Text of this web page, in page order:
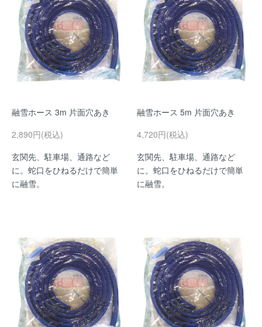
融雪ホース 3m 片面穴あき
2,890円(税込)
玄関先、駐車場、通路など
に。蛇口をひねるだけで簡単
に融雪。
融雪ホース 5m 片面穴あき
4,720円(税込)
玄関先、駐車場、通路など
に。蛇口をひねるだけで簡単
に融雪。